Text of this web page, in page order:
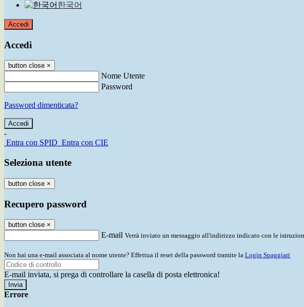
한국어
Accedi
Accedi
button close ×
Nome Utente
Password
Password dimenticata?
-
Entra con SPID Entra con CIE
Seleziona utente
button close ×
Recupero password
button close ×
E-mail Verrà inviato un messaggio all'indirizzo indicato con le
Non hai una e-mail associata al nome utente? Effettua il reset della password tramite la Login Spaggiari
E-mail inviata, si prega di controllare la casella di posta elettronica!
Errore